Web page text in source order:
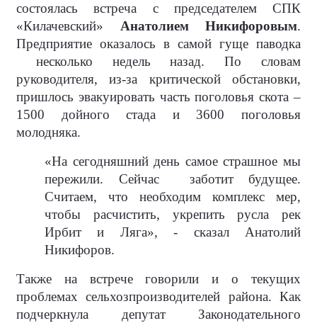
состоялась встреча с председателем СПК
«Килачевский» Анатолием Никифоровым.
Предприятие оказалось в самой гуще паводка
несколько недель назад. По словам
руководителя, из-за критической обстановки,
пришлось эвакуировать часть поголовья скота –
1500 дойного стада и 3600 поголовья
молодняка.
«На сегодняшний день самое страшное мы
пережили. Сейчас
заботит будущее.
Считаем, что необходим комплекс мер,
чтобы расчистить, укрепить русла рек
Ирбит и Ляга», - сказал Анатолий
Никифоров.
Также на встрече говорили и о текущих
проблемах сельхозпроизводителей района. Как
подчеркнула депутат Законодательного